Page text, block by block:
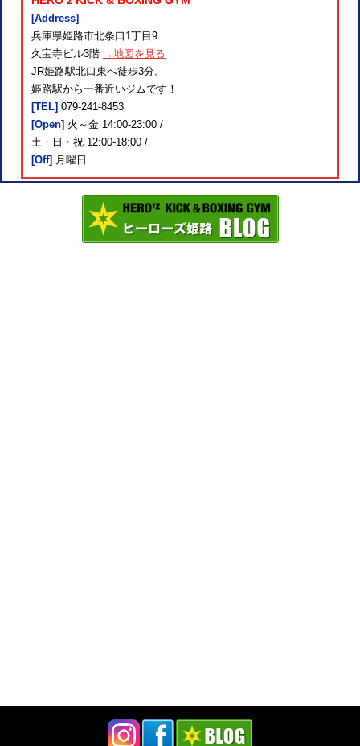
[Address]
兵庫県姫路市北条口1丁目9
久宝寺ビル3階 →地図を見る
JR姫路駅北口東へ徒歩3分。
姫路駅から一番近いジムです！
[TEL] 079-241-8453
[Open] 火～金 14:00-23:00 /
土・日・祝 12:00-18:00 /
[Off] 月曜日